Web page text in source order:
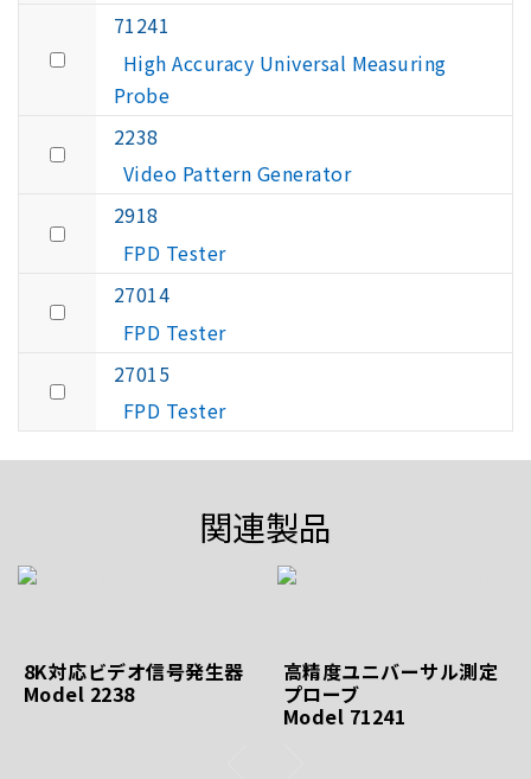
71241
High Accuracy Universal Measuring
Probe
2238
Video Pattern Generator
2918
FPD Tester
27014
FPD Tester
27015
FPD Tester
関連製品
8K対応ビデオ信号発生器
Model 2238
高精度ユニバーサル測定
プローブ
Model 71241